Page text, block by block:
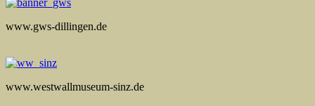
www.gws-dillingen.de
www.westwallmuseum-sinz.de